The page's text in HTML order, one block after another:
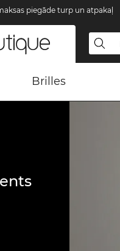
piegāde turp un atpakaļ
Brilles